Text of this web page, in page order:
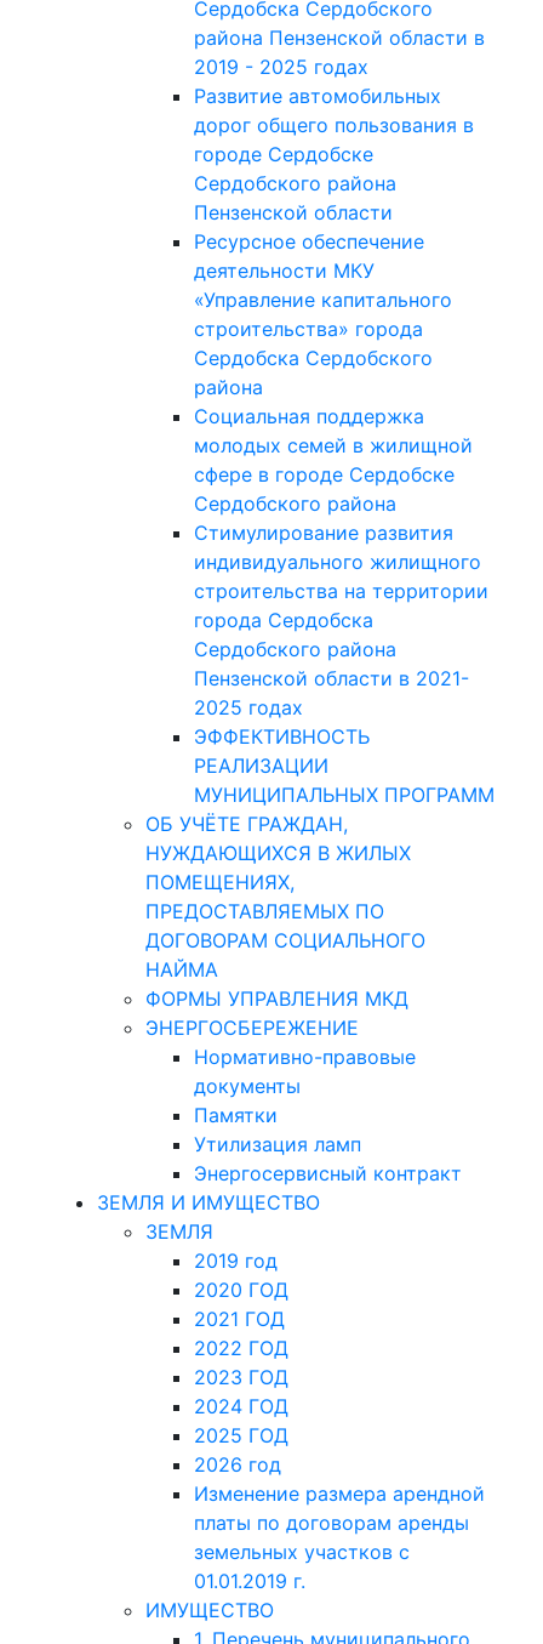
Сердобска Сердобского
района Пензенской области в
2019 - 2025 годах
Развитие автомобильных
дорог общего пользования в
городе Сердобске
Сердобского района
Пензенской области
Ресурсное обеспечение
деятельности МКУ
«Управление капитального
строительства» города
Сердобска Сердобского
района
Социальная поддержка
молодых семей в жилищной
сфере в городе Сердобске
Сердобского района
Стимулирование развития
индивидуального жилищного
строительства на территории
города Сердобска
Сердобского района
Пензенской области в 2021-
2025 годах
ЭФФЕКТИВНОСТЬ
РЕАЛИЗАЦИИ
МУНИЦИПАЛЬНЫХ ПРОГРАММ
ОБ УЧЁТЕ ГРАЖДАН,
НУЖДАЮЩИХСЯ В ЖИЛЫХ
ПОМЕЩЕНИЯХ,
ПРЕДОСТАВЛЯЕМЫХ ПО
ДОГОВОРАМ СОЦИАЛЬНОГО
НАЙМА
ФОРМЫ УПРАВЛЕНИЯ МКД
ЭНЕРГОСБЕРЕЖЕНИЕ
Нормативно-правовые
документы
Памятки
Утилизация ламп
Энергосервисный контракт
ЗЕМЛЯ И ИМУЩЕСТВО
ЗЕМЛЯ
2019 год
2020 ГОД
2021 ГОД
2022 ГОД
2023 ГОД
2024 ГОД
2025 ГОД
2026 год
Изменение размера арендной
платы по договорам аренды
земельных участков с
01.01.2019 г.
ИМУЩЕСТВО
1. Перечень муниципального